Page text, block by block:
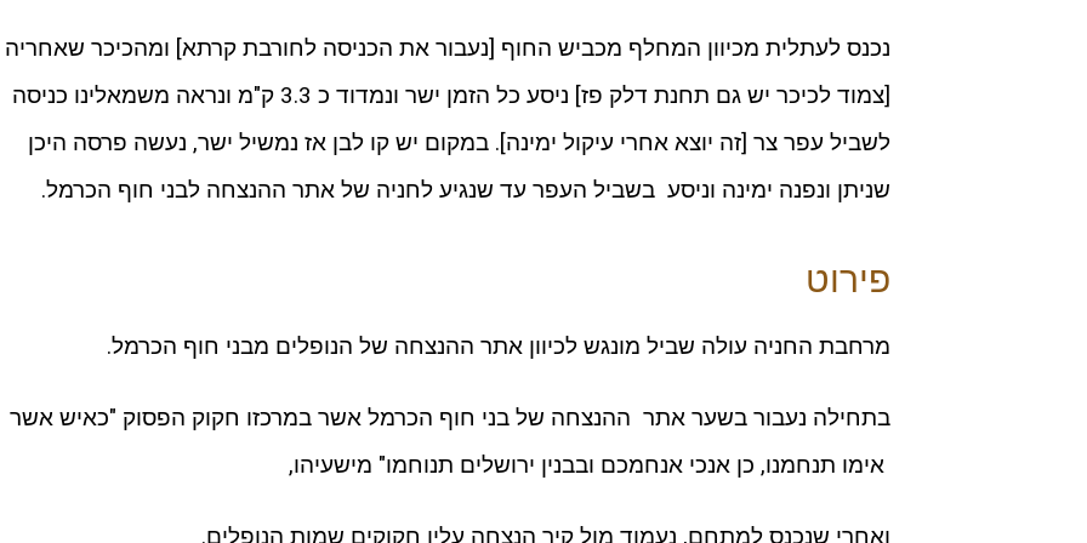
נכנס לעתלית מכיוון המחלף מכביש החוף [נעבור את הכניסה לחורבת קרתא] ומהכיכר שאחריה
[צמוד לכיכר יש גם תחנת דלק פז] ניסע כל הזמן ישר ונמדוד כ 3.3 ק"מ ונראה משמאלינו כניסה
לשביל עפר צר [זה יוצא אחרי עיקול ימינה]. במקום יש קו לבן אז נמשיל ישר, נעשה פרסה היכן
שניתן ונפנה ימינה וניסע בשביל העפר עד שנגיע לחניה של אתר ההנצחה לבני חוף הכרמל.
פירוט
מרחבת החניה עולה שביל מונגש לכיוון אתר ההנצחה של הנופלים מבני חוף הכרמל.
בתחילה נעבור בשער אתר ההנצחה של בני חוף הכרמל אשר במרכזו חקוק הפסוק "כאיש אשר
אימו תנחמנו, כן אנכי אנחמכם ובבנין ירושלים תנוחמו" מישעיהו,
ואחרי שנכנס למתחם, נעמוד מול קיר הנצחה עליו חקוקים שמות הנופלים.